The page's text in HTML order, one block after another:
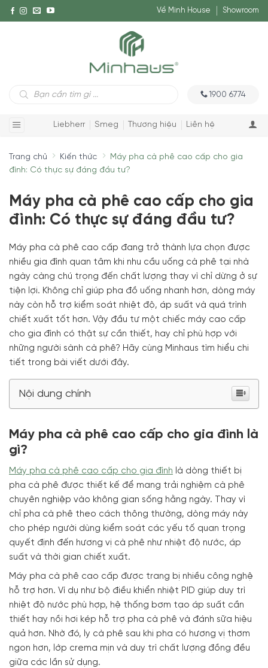
Về Minh House Showroom
Tìm
kiếm
1900 6774
Liebherr Smeg Thương hiệu Liên hệ
Trang chủ Kiến thức
Máy pha cà phê cao cấp cho gia
đình: Có thực sự đáng đầu tư?
Máy pha cà phê cao cấp cho gia
đình: Có thực sự đáng đầu tư?
Máy pha cà phê cao cấp đang trở thành lựa chọn được
nhiều gia đình quan tâm khi nhu cầu uống cà phê tại nhà
ngày càng chú trọng đến chất lượng thay vì chỉ dừng ở sự
tiện lợi. Không chỉ giúp pha đồ uống nhanh hơn, dòng máy
này còn hỗ trợ kiểm soát nhiệt độ, áp suất và quá trình
chiết xuất tốt hơn. Vậy đầu tư một chiếc máy cao cấp
cho gia đình có thật sự cần thiết, hay chỉ phù hợp với
những người sành cà phê? Hãy cùng Minhaus tìm hiểu chi
tiết trong bài viết dưới đây.
Nội dung chính
Máy pha cà phê cao cấp cho gia đình là
gì?
Máy pha cà phê cao cấp cho gia đình là dòng thiết bị
pha cà phê được thiết kế để mang trải nghiệm cà phê
chuyên nghiệp vào không gian sống hằng ngày. Thay vì
chỉ pha cà phê theo cách thông thường, dòng máy này
cho phép người dùng kiểm soát các yếu tố quan trọng
quyết định đến hương vị cà phê như nhiệt độ nước, áp
suất và thời gian chiết xuất.
Máy pha cà phê cao cấp được trang bị nhiều công nghệ
hỗ trợ hơn. Ví dụ như bộ điều khiển nhiệt PID giúp duy trì
nhiệt độ nước phù hợp, hệ thống bơm tạo áp suất cần
thiết hay nồi hơi kép hỗ trợ pha cà phê và đánh sữa hiệu
quả hơn. Nhờ đó, ly cà phê sau khi pha có hương vị thơm
ngon hơn, lớp crema mịn và duy trì chất lượng đồng đều
giữa các lần sử dụng.